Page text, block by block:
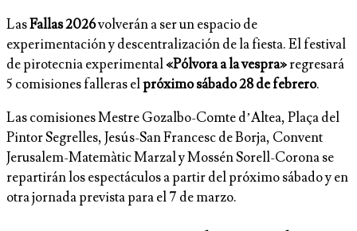
LasFallas 2026volverán a ser un espacio de
experimentación y descentralización de la fiesta. El festival
de pirotecnia experimental«Pólvora a la vespra»regresará
5 comisiones falleras elpróximo sábado 28 de febrero.
Las comisiones Mestre Gozalbo-Comte d’Altea, Plaça del
Pintor Segrelles, Jesús-San Francesc de Borja, Convent
Jerusalem-Matemàtic Marzal y Mossén Sorell-Corona se
repartirán los espectáculos a partir del próximo sábado y en
otra jornada prevista para el 7 de marzo.